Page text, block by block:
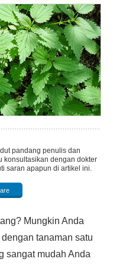
pandang penulis dan
konsultasikan dengan dokter
saran apapun di artikel ini.
Mungkin Anda
tanaman satu
sangat mudah Anda